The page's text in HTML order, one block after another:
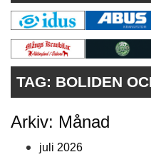
KONTAKT
VÅRA ANDRA MAGASIN
PRENUMERERA
ANNONSERA
TAG: BOLIDEN
Arkiv: Månad
juli 2026